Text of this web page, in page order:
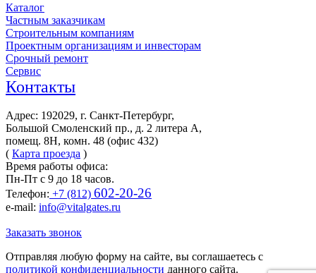
Каталог
Частным заказчикам
Строительным компаниям
Проектным организациям и инвесторам
Срочный ремонт
Сервис
Контакты
Адрес: 192029, г. Санкт-Петербург,
Большой Смоленский пр., д. 2 литера А,
помещ. 8Н, комн. 48 (офис 432)
( Карта проезда )
Время работы офиса:
Пн-Пт с 9 до 18 часов.
Телефон: +7 (812) 602-20-26
e-mail: info@vitalgates.ru
Заказать звонок
Отправляя любую форму на сайте, вы соглашаетесь с
политикой конфиденциальности данного сайта.